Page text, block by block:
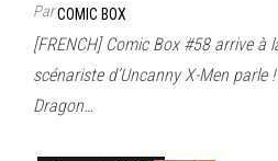
ParCOMIC BOX
[FRENCH] Comic Box #58 arrive à
scénariste d’Uncanny X-Men parle
Dragon…